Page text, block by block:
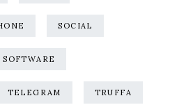
SOCIAL
SOFTWARE
TELEGRAM TRUFFA